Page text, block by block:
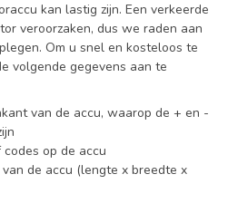
kan lastig zijn. Een verkeerde
veroorzaken, dus we raden aan
Om u snel en kosteloos te
volgende gegevens aan te
van de accu, waarop de + en -
op de accu
de accu (lengte x breedte x